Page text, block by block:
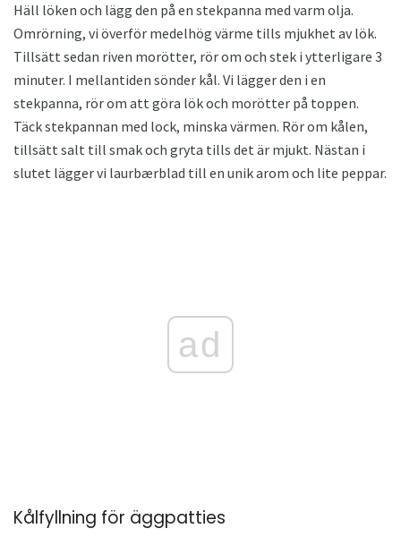
Häll löken och lägg den på en stekpanna med varm olja.
Omrörning, vi överför medelhög värme tills mjukhet av lök.
Tillsätt sedan riven morötter, rör om och stek i ytterligare 3
minuter. I mellantiden sönder kål. Vi lägger den i en
stekpanna, rör om att göra lök och morötter på toppen.
Täck stekpannan med lock, minska värmen. Rör om kålen,
tillsätt salt till smak och gryta tills det är mjukt. Nästan i
slutet lägger vi laurbærblad till en unik arom och lite peppar.
ad
Kålfyllning för äggpatties